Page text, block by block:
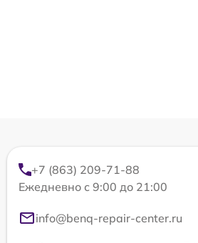
+7 (863) 209-71-88
Ежедневно с 9:00 до 21:00
info@benq-repair-center.ru